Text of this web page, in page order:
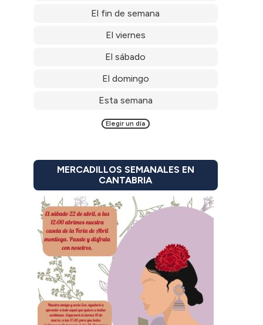
El fin de semana
El viernes
El sábado
El domingo
Esta semana
Elegir un día
MERCADILLOS SEMANALES EN
CANTABRIA